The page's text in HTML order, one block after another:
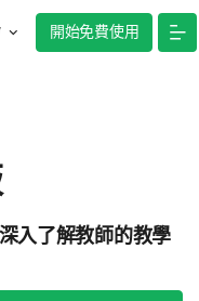
開始免費使用
入了解教師的教學